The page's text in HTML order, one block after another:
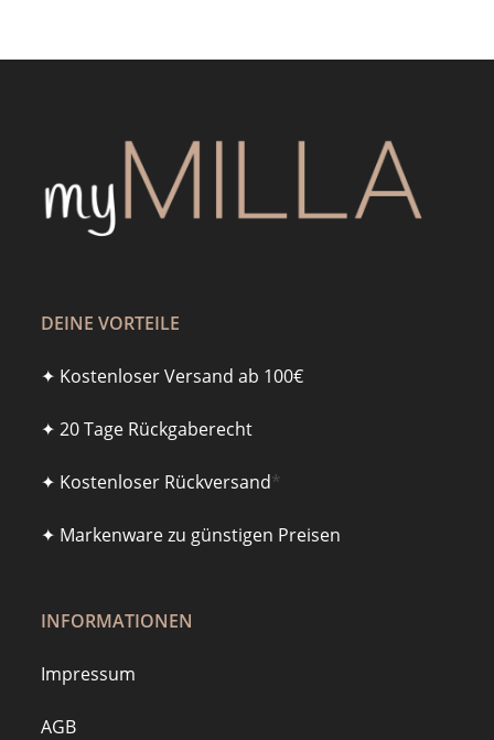
DEINE VORTEILE
✦ Kostenloser Versand ab 100€
✦ 20 Tage Rückgaberecht
✦ Kostenloser Rückversand*
✦ Markenware zu günstigen Preisen
INFORMATIONEN
Impressum
AGB